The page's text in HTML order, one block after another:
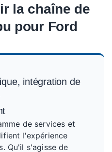
la chaîne de
pour Ford
intégration de
de services et
l'expérience
Qu'il s'agisse de